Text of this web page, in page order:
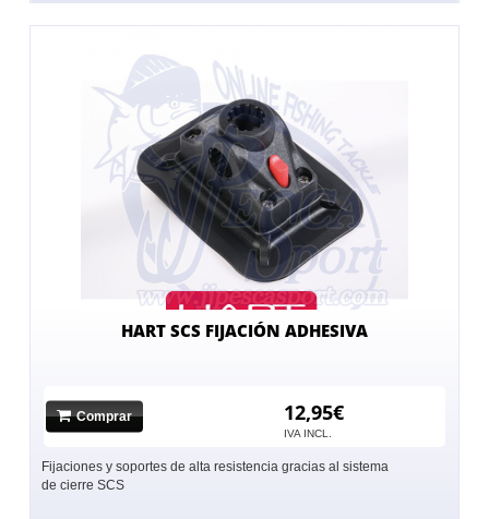
HART SCS FIJACIÓN ADHESIVA
Comprar 12,95€
IVA INCL.
Fijaciones y soportes de alta resistencia gracias al sistema
de cierre SCS